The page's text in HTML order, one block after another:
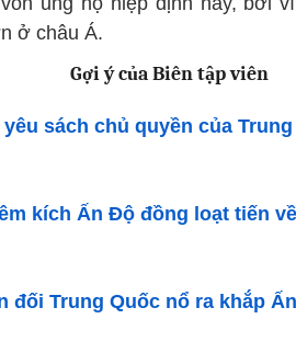
ở châu Á.
Gợi ý của Biên tập viên
sách chủ quyền của
kích Ấn Độ đồng loạt tiến
đối Trung Quốc nổ ra khắp